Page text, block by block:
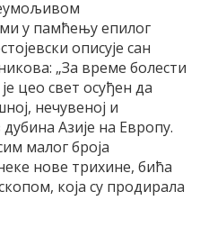
у памћењу епилог
описује сан
„За време болести
цео свет осуђен да
нечувеној и
Азије на Европу.
малог броја
нове трихине, бића
која су продирала